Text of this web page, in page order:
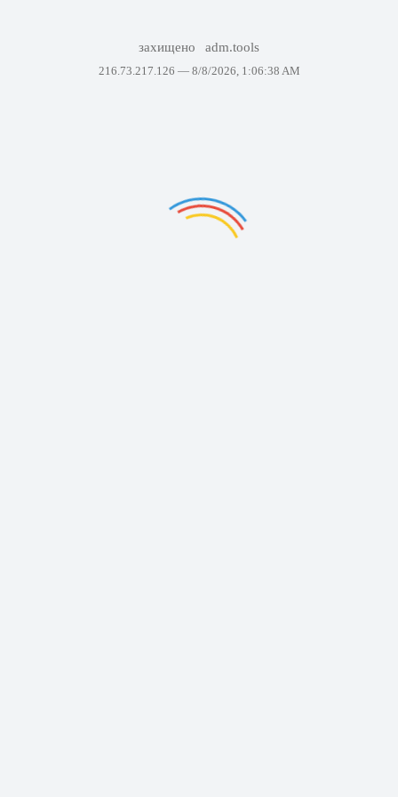
захищено adm.tools
216.73.217.126 — 8/8/2026, 1:06:38 AM